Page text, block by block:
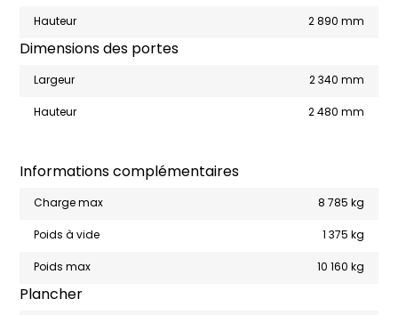
Hauteur
2 890 mm
Dimensions des portes
Largeur
2 340 mm
Hauteur
2 480 mm
Informations complémentaires
Charge max
8 785 kg
Poids à vide
1 375 kg
Poids max
10 160 kg
Plancher